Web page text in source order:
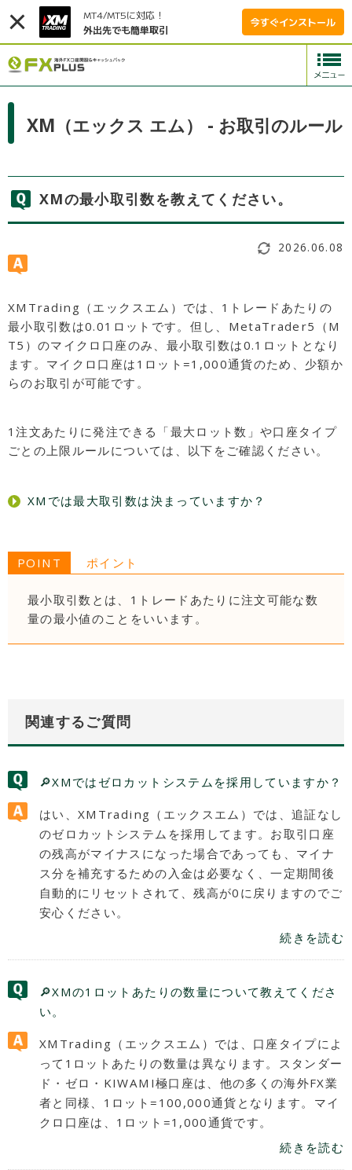
MT4/MT5に対応！
外出先でも簡単取引
今すぐインストール
XM（エックス エム） - お取引のルール
XMの最小取引数を教えてください。
2026.06.08
XMTrading（エックスエム）では、1トレードあたりの
最小取引数は0.01ロットです。但し、MetaTrader5（M
T5）のマイクロ口座のみ、最小取引数は0.1ロットとなり
ます。マイクロ口座は1ロット=1,000通貨のため、少額か
らのお取引が可能です。
1注文あたりに発注できる「最大ロット数」や口座タイプ
ごとの上限ルールについては、以下をご確認ください。
XMでは最大取引数は決まっていますか？
POINT ポイント
最小取引数とは、1トレードあたりに注文可能な数
量の最小値のことをいいます。
関連するご質問
🔎XMではゼロカットシステムを採用していますか？
はい、XMTrading（エックスエム）では、追証なし
のゼロカットシステムを採用してます。お取引口座
の残高がマイナスになった場合であっても、マイナ
ス分を補充するための入金は必要なく、一定期間後
自動的にリセットされて、残高が0に戻りますのでご
安心ください。
続きを読む
🔎XMの1ロットあたりの数量について教えてくださ
い。
XMTrading（エックスエム）では、口座タイプによ
って1ロットあたりの数量は異なります。スタンダー
ド・ゼロ・KIWAMI極口座は、他の多くの海外FX業
者と同様、1ロット=100,000通貨となります。マイ
クロ口座は、1ロット=1,000通貨です。
続きを読む